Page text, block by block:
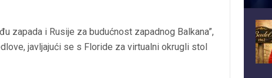
zapada i Rusije za budućnost zapadnog Balkana”,
javljajući se s Floride za virtualni okrugli stol